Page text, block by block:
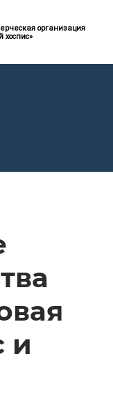
организация
хоспис»
и